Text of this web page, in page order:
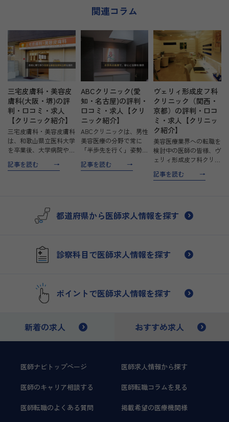
関連コラム
三宅皮膚科・美容皮
膚科(大阪・堺)の評
判・口コミ・求人
【クリニック紹介】
三宅皮膚科・美容皮膚科
は、和歌山県立医科大学
を卒業後、大学病院や基
んだ三宅宗晴医師が開院
記事を読む
ABCクリニック(愛
知・名古屋)の評判・
口コミ・求人【クリ
ニック紹介】
ABCクリニックは、男性
美容医療の分野で常に
「半歩先を行く」姿勢を
供するクリニックです。
多…
記事を読む
ヴェリィ形成皮フ科
クリニック（関西・
京都）の評判・口コ
ミ・求人【クリニッ
ク紹介】
美容医療業界への転職を
検討中の医師の皆様、ヴ
ェリィ形成皮フ科クリニ
ローチと患者様に寄り添
る審美的な治療を超え
記事を読む
都道府県から医師求人情報を探す
診察科目で医師求人情報を探す
ポイントで医師求人情報を探す
新着の求人 おすすめ求人
医師ナビトップページ 医師求人情報から探す
医師のキャリア相談する 医師転職コラムを見る
医師転職のよくある質問 掲載希望の医療機関様